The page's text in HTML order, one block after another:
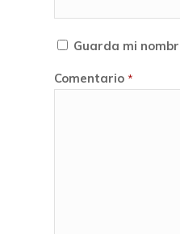
Guarda mi
Comentario *